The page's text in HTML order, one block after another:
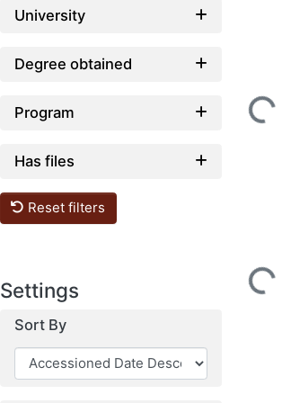
University
Degree obtained
Program
Has files
Reset filters
Settings
Sort By
Loading...
Loading...